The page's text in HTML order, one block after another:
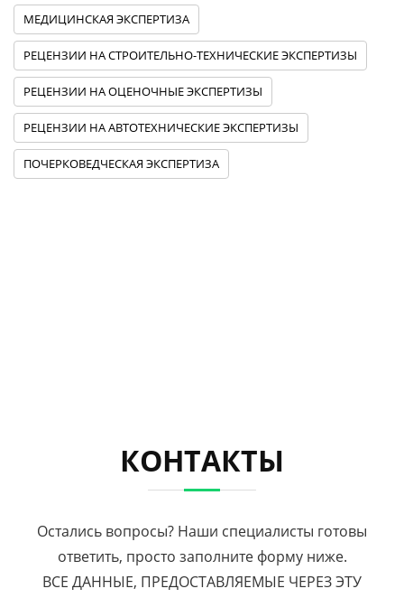
МЕДИЦИНСКАЯ ЭКСПЕРТИЗА
РЕЦЕНЗИИ НА СТРОИТЕЛЬНО-ТЕХНИЧЕСКИЕ ЭКСПЕРТИЗЫ
РЕЦЕНЗИИ НА ОЦЕНОЧНЫЕ ЭКСПЕРТИЗЫ
РЕЦЕНЗИИ НА АВТОТЕХНИЧЕСКИЕ ЭКСПЕРТИЗЫ
ПОЧЕРКОВЕДЧЕСКАЯ ЭКСПЕРТИЗА
КОНТАКТЫ
Остались вопросы? Наши специалисты готовы
ответить, просто заполните форму ниже.
ВСЕ ДАННЫЕ, ПРЕДОСТАВЛЯЕМЫЕ ЧЕРЕЗ ЭТУ